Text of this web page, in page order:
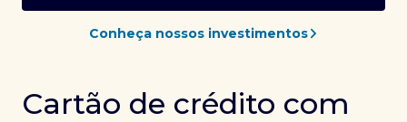
Conheça nossos investimentos
Cartão de crédito com